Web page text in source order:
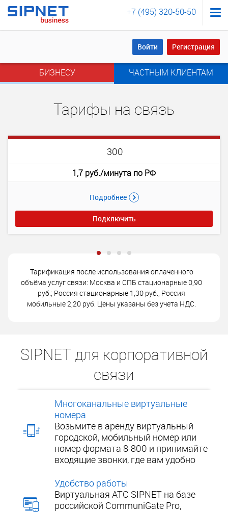
+7 (495) 320-50-50
Войти Регистрация
Войти Регистрация
БИЗНЕСУ ЧАСТНЫМ КЛИЕНТАМ
Тарифы на связь
300
1,7 руб./минута по РФ
Подробнее
Подключить
Тарификация после использования оплаченного
объёма услуг связи: Москва и СПБ стационарные 0,90
руб.; Россия стационарные 1,30 руб.; Россия
мобильные 2,20 руб. Цены указаны без учета НДС.
SIPNET для корпоративной
связи
Многоканальные виртуальные
номера
Возьмите в аренду виртуальный
городской, мобильный номер или
номер формата 8-800 и принимайте
входящие звонки, где вам удобно
Удобство работы
Виртуальная АТС SIPNET на базе
российской CommuniGate Pro,